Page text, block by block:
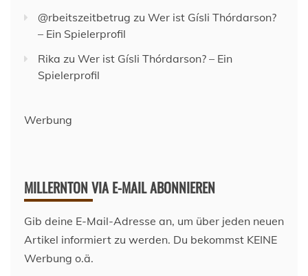
@rbeitszeitbetrug zu Wer ist Gísli Thórdarson?
– Ein Spielerprofil
Rika zu Wer ist Gísli Thórdarson? – Ein
Spielerprofil
Werbung
MILLERNTON VIA E-MAIL ABONNIEREN
Gib deine E-Mail-Adresse an, um über jeden neuen
Artikel informiert zu werden. Du bekommst KEINE
Werbung o.ä.